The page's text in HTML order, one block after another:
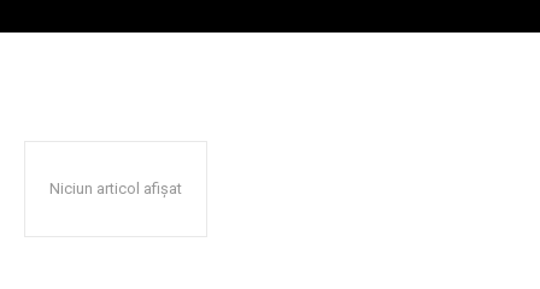
Niciun articol afișat